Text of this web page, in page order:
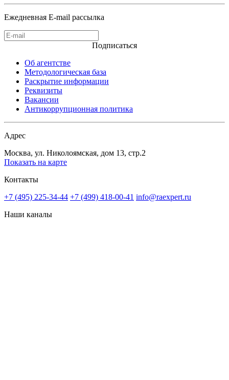
Ежедневная E-mail рассылка
Подписаться
Об агентстве
Методологическая база
Раскрытие информации
Реквизиты
Вакансии
Антикоррупционная политика
Адрес
Москва, ул. Николоямская, дом 13, стр.2
Показать на карте
Контакты
+7 (495) 225-34-44 +7 (499) 418-00-41 info@raexpert.ru
Наши каналы